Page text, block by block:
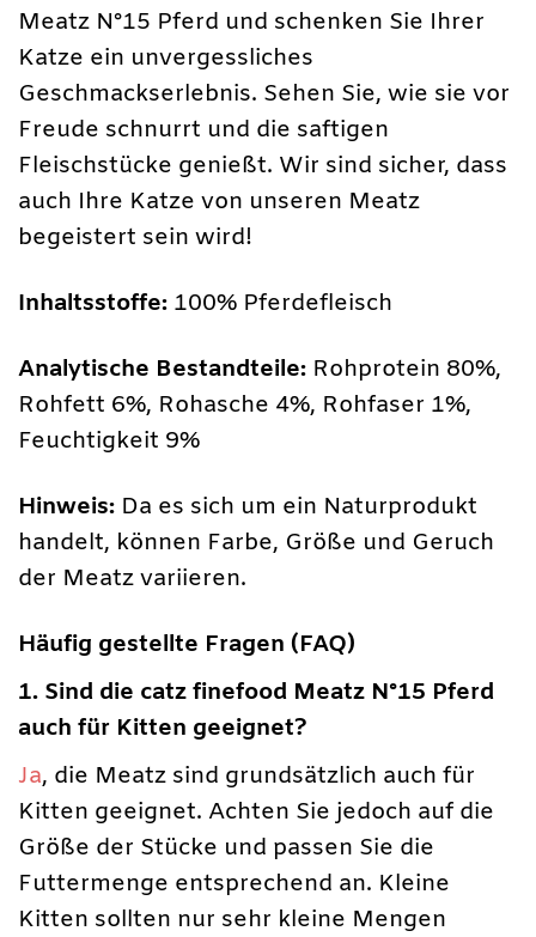
Meatz N°15 Pferd und schenken Sie Ihrer
Katze ein unvergessliches
Geschmackserlebnis. Sehen Sie, wie sie vor
Freude schnurrt und die saftigen
Fleischstücke genießt. Wir sind sicher, dass
auch Ihre Katze von unseren Meatz
begeistert sein wird!
Inhaltsstoffe: 100% Pferdefleisch
Analytische Bestandteile: Rohprotein 80%,
Rohfett 6%, Rohasche 4%, Rohfaser 1%,
Feuchtigkeit 9%
Hinweis: Da es sich um ein Naturprodukt
handelt, können Farbe, Größe und Geruch
der Meatz variieren.
Häufig gestellte Fragen (FAQ)
1. Sind die catz finefood Meatz N°15 Pferd
auch für Kitten geeignet?
Ja, die Meatz sind grundsätzlich auch für
Kitten geeignet. Achten Sie jedoch auf die
Größe der Stücke und passen Sie die
Futtermenge entsprechend an. Kleine
Kitten sollten nur sehr kleine Mengen